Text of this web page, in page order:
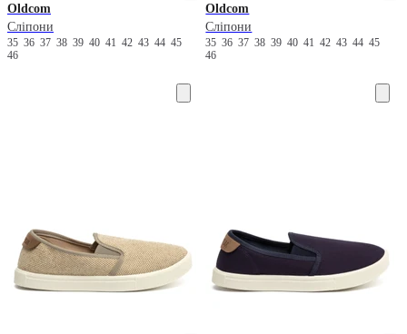
Oldcom
Сліпони
35 36 37 38 39 40 41 42 43 44 45
46
Oldcom
Сліпони
3536373839404142434445
46